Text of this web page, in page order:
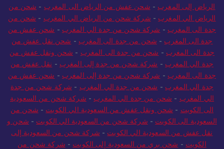
الرياض إلى المغرب - شحن عفش من الرياض الى المغرب - شحن من
الرياض الي المغرب - شركة شحن من الرياض الي المغرب - شحن من
جدة الى المغرب - شركة شحن من جدة الي المغرب - شحن عفش من
جدة الى المغرب - شحن من جدة الى المغرب - شحن نقل عفش من
جدة الى المغرب - شحن من جدة الى المغرب - شحن ونقل عفش من
جدة الي المغرب - شركة شحن من جدة إلى المغرب - نقل عفش من
جدة الى المغرب - شركة شحن من جدة إلى المغرب - شحن عفش من
جدة الي المغرب - شحن من جدة الي المغرب - شركة شحن من جدة
الي المغرب - شحن من جدة الي المغرب - شركة شحن من السعودية
الى الكويت - شحن ونقل عفش من السعودية الي الكويت - شحن من
السعودية الى الكويت - شركة شحن من السعودية الي الكويت - شحن و
نقل عفش من السعودية الي الكويت - شركة شحن من السعودية إلى
الكويت - شحن بري من السعودية إلى الكويت - شركة شحن من